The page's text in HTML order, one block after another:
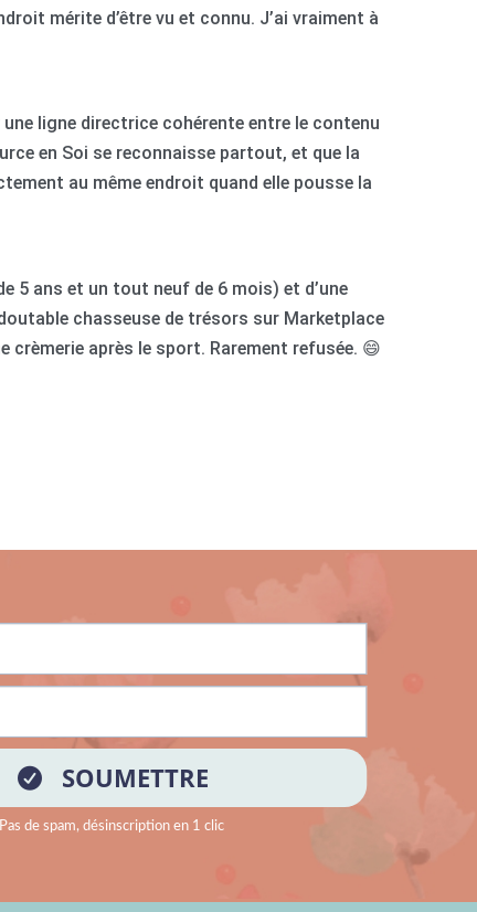
mérite d’être vu et connu. J’ai vraiment à
ligne directrice cohérente entre le contenu
en Soi se reconnaisse partout, et que la
au même endroit quand elle pousse la
5 ans et un tout neuf de 6 mois) et d’une
chasseuse de trésors sur Marketplace
crèmerie après le sport. Rarement refusée. 😄